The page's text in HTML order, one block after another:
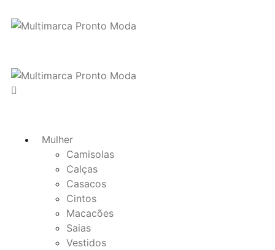
Mulher
Camisolas
Calças
Casacos
Cintos
Macacões
Saias
Vestidos